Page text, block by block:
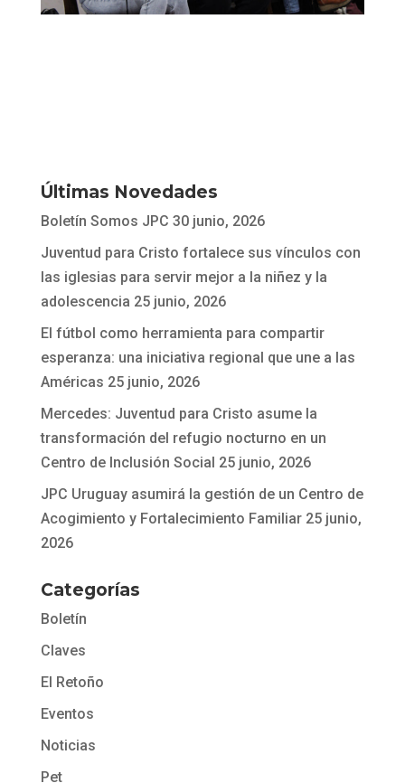
Últimas Novedades
Boletín Somos JPC 30 junio, 2026
Juventud para Cristo fortalece sus vínculos con
las iglesias para servir mejor a la niñez y la
adolescencia 25 junio, 2026
El fútbol como herramienta para compartir
esperanza: una iniciativa regional que une a las
Américas 25 junio, 2026
Mercedes: Juventud para Cristo asume la
transformación del refugio nocturno en un
Centro de Inclusión Social 25 junio, 2026
JPC Uruguay asumirá la gestión de un Centro de
Acogimiento y Fortalecimiento Familiar 25 junio,
2026
Categorías
Boletín
Claves
El Retoño
Eventos
Noticias
Pet